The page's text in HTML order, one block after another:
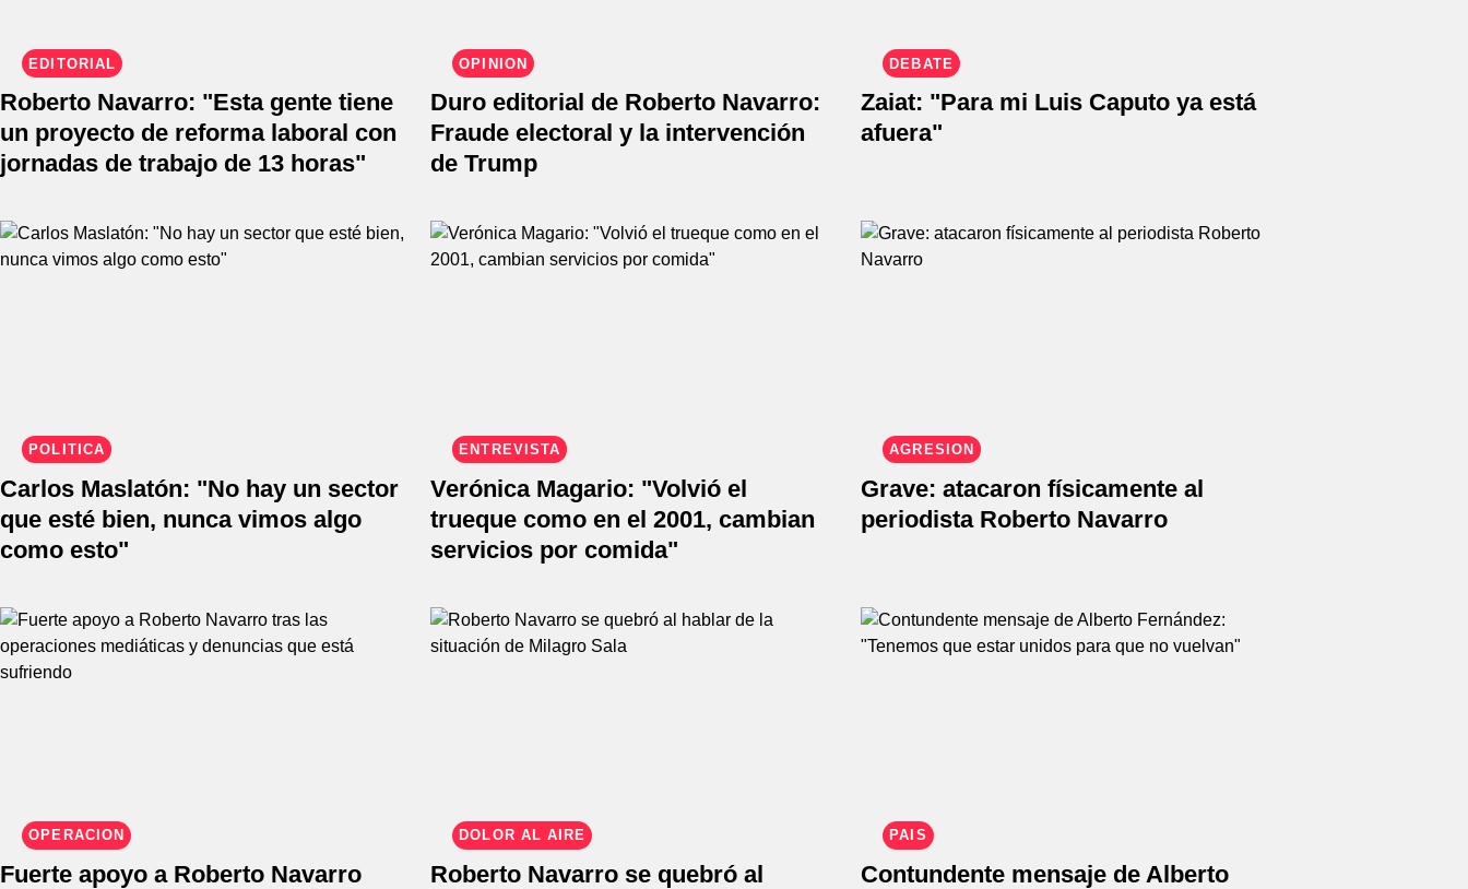
EDITORIAL
Roberto Navarro: "Esta gente tiene
un proyecto de reforma laboral con
jornadas de trabajo de 13 horas"
OPINIÓN
Duro editorial de Roberto Navarro:
Fraude electoral y la intervención
de Trump
DEBATE
Zaiat: "Para mi Luis Caputo ya está
afuera"
POLÍTICA
Carlos Maslatón: "No hay un sector
que esté bien, nunca vimos algo
como esto"
ENTREVISTA
Verónica Magario: "Volvió el
trueque como en el 2001, cambian
servicios por comida"
AGRESIÓN
Grave: atacaron físicamente al
periodista Roberto Navarro
OPERACIÓN
Fuerte apoyo a Roberto Navarro
DOLOR AL AIRE
Roberto Navarro se quebró al
PAÍS
Contundente mensaje de Alberto